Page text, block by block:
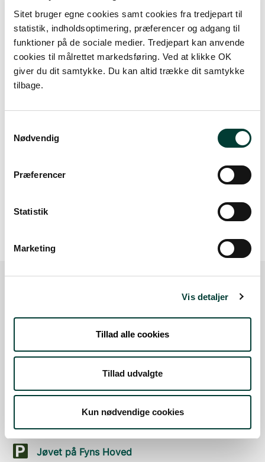
Sitet bruger egne cookies samt cookies fra tredjepart til
statistik, indholdsoptimering, præferencer og adgang til
funktioner på de sociale medier. Tredjepart kan anvende
cookies til målrettet markedsføring. Ved at klikke OK
giver du dit samtykke. Du kan altid trække dit samtykke
tilbage.
Nødvendig
Præferencer
Statistik
Marketing
Vis detaljer
Tillad alle cookies
Tillad udvalgte
Kun nødvendige cookies
–
Med offentlig transport
Google Maps
Jøvet på Fyns Hoved